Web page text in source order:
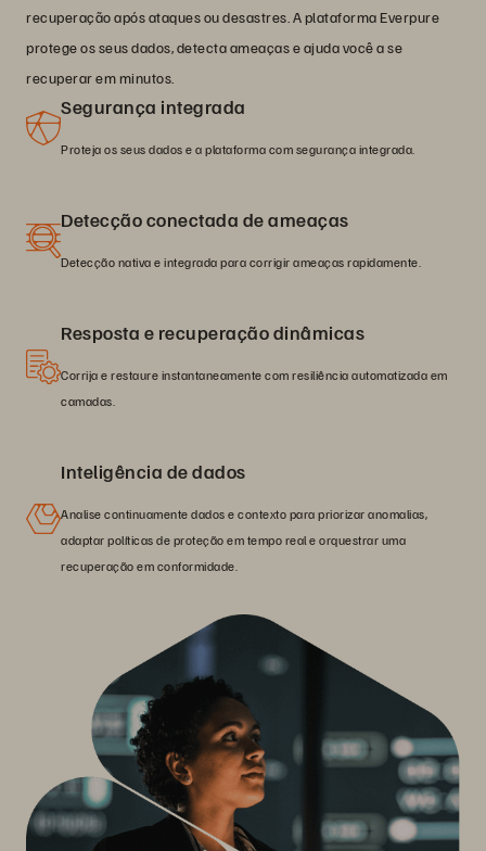
recuperação após ataques ou desastres. A plataforma Everpure
protege os seus dados, detecta ameaças e ajuda você a se
recuperar em minutos.
Segurança integrada
Proteja os seus dados e a plataforma com segurança integrada.
Detecção conectada de ameaças
Detecção nativa e integrada para corrigir ameaças rapidamente.
Resposta e recuperação dinâmicas
Corrija e restaure instantaneamente com resiliência automatizada em
camadas.
Inteligência de dados
Analise continuamente dados e contexto para priorizar anomalias,
adaptar políticas de proteção em tempo real e orquestrar uma
recuperação em conformidade.